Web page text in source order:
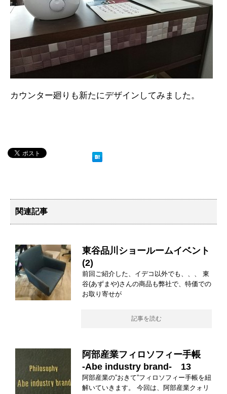
カウンター廻りも新たにデザインしてみました。
関連記事
東谷品川ショールームイベント
(2)
前回ご紹介した、イデコ以外でも、、、 東
谷(あずまや)さんの商品も弊社で、特価での
お取り寄せが
記事を読む
阿部産業フィロソフィー手帳
-Abe industry brand- 13
阿部産業の”おきて”フィロソフィー手帳を紐
解いていきます。 今回は、阿部産業クォリ